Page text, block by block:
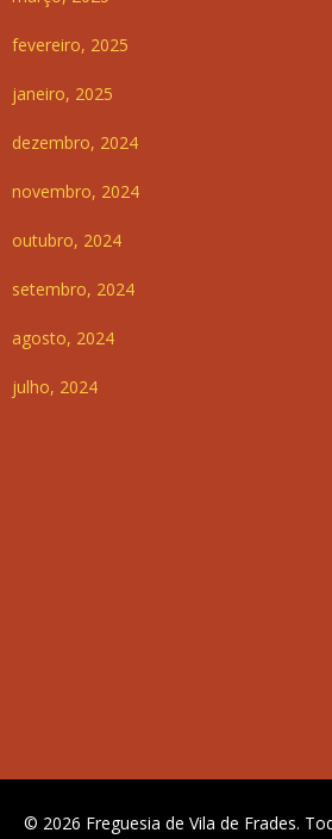
fevereiro, 2025
janeiro, 2025
dezembro, 2024
novembro, 2024
outubro, 2024
setembro, 2024
agosto, 2024
julho, 2024
© 2026 Freguesia de Vila de Frades.